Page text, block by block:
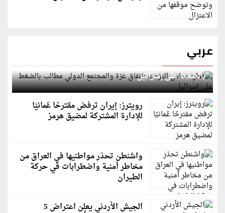
عربي
قطر: حماس التزمت باتفاق غزة والمجتمع الدولي مطالب
بالضغط على إسرائيل
رويترز: إيران ترفض مقترحًا عُمانيًا
للإدارة المشتركة لمضيق هرمز
واشنطن تحذر مواطنيها في العراق من
مخاطر أمنية واضطرابات في حركة
الطيران
الجيش الأردني يعلن اعتراض 5